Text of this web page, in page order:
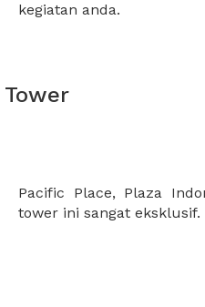
kegiatan anda.
tower ini sangat eksklusif.